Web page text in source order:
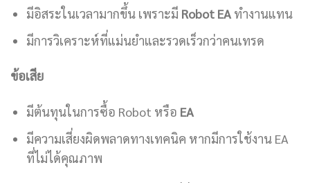
มีอิสระในเวลามากขึ้น เพราะมี Robot EA ทำงานแทน
มีการวิเคราะห์ที่แม่นยำและรวดเร็วกว่าคนเทรด
ข้อเสีย
มีต้นทุนในการซื้อ Robot หรือ EA
มีความเสี่ยงผิดพลาดทางเทคนิค หากมีการใช้งาน EA
ที่ไม่ได้คุณภาพ